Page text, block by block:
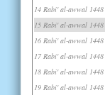
14 Rabi' al-awwal 1448
15 Rabi' al-awwal 1448
16 Rabi' al-awwal 1448
17 Rabi' al-awwal 1448
18 Rabi' al-awwal 1448
19 Rabi' al-awwal 1448